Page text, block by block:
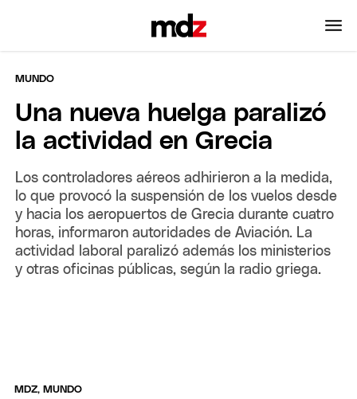
MUNDO
Una nueva huelga paralizó
la actividad en Grecia
Los controladores aéreos adhirieron a la medida,
lo que provocó la suspensión de los vuelos desde
y hacia los aeropuertos de Grecia durante cuatro
horas, informaron autoridades de Aviación. La
actividad laboral paralizó además los ministerios
y otras oficinas públicas, según la radio griega.
MDZ, MUNDO